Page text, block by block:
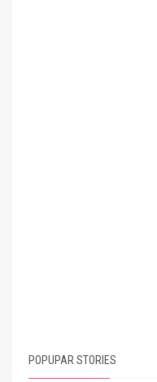
POPUPAR STORIES